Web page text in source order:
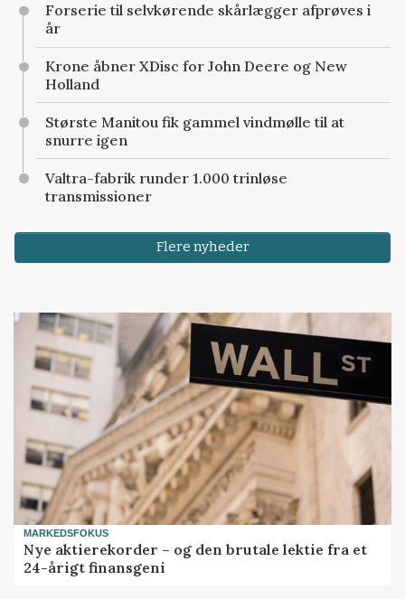
Forserie til selvkørende skårlægger afprøves i
år
Krone åbner XDisc for John Deere og New
Holland
Største Manitou fik gammel vindmølle til at
snurre igen
Valtra-fabrik runder 1.000 trinløse
transmissioner
Flere nyheder
MARKEDSFOKUS
Nye aktierekorder – og den brutale lektie fra et
24-årigt finansgeni